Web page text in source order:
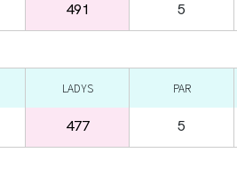
491 5
LADYS PAR
477 5